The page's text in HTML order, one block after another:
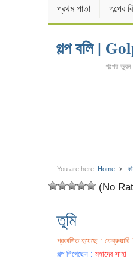
প্রথম পাতা গল্পের
গল্প বলি |
গল্পের ভুবন
You are here: Home
(No
তুমি
প্রকাশিত হয়েছে :
গল্প লিখেছেন : মহাদেব সাহা